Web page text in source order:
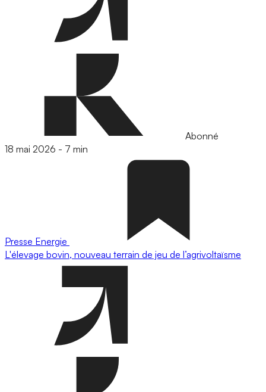
Abonné
18 mai 2026 - 7 min
Presse Energie
L'élevage bovin, nouveau terrain de jeu de l’agrivoltaïsme